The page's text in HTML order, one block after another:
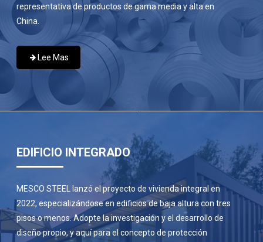
representativa de productos de gama media y alta en
China.
Lee Mas
EDIFICIO INTEGRADO
MESCO STEEL lanzó el proyecto de vivienda integral en
2022, especializándose en edificios de baja altura con tres
pisos o menos. Adopte la investigación y el desarrollo de
diseño propio, y aquí para el concepto de protección